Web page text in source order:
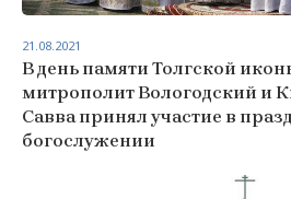
В день памяти Толгской
митрополит Вологодский и
Савва принял участие в
богослужении
21.08.2021